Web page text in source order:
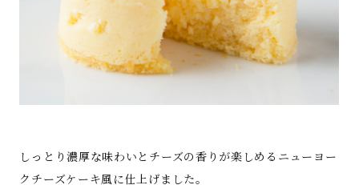
しっとり濃厚な味わいとチーズの香りが楽しめるニューヨー
クチーズケーキ風に仕上げました。